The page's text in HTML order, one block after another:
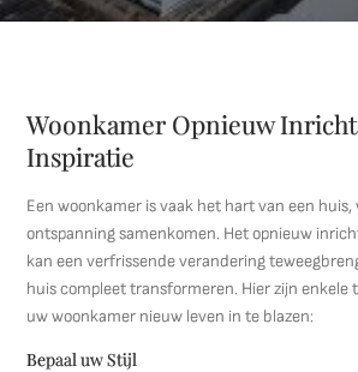
Woonkamer Opnieuw
Inspiratie
Een woonkamer is vaak het hart van een huis,
ontspanning samenkomen. Het opnieuw
kan een verfrissende verandering
huis compleet transformeren. Hier zijn enkele
uw woonkamer nieuw leven in te blazen:
Bepaal uw Stijl